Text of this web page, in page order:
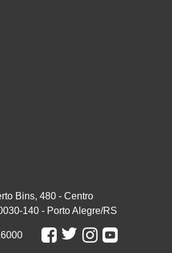
Bins, 480 - Centro
140 - Porto Alegre/RS